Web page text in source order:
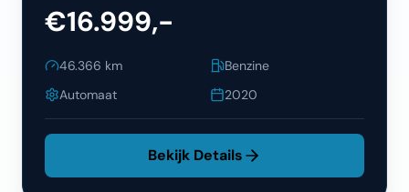
€16.999,-
46.366 km
Benzine
Automaat
2020
Bekijk Details